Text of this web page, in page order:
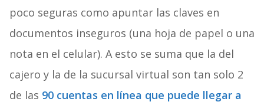
poco seguras como apuntar las claves en
documentos inseguros (una hoja de papel o una
nota en el celular). A esto se suma que la del
cajero y la de la sucursal virtual son tan solo 2
de las 90 cuentas en línea que puede llegar a